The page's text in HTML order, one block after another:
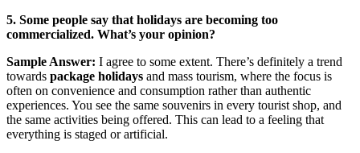
5. Some people say that holidays are becoming too
commercialized. What’s your opinion?
Sample Answer: I agree to some extent. There’s definitely a trend
towards package holidays and mass tourism, where the focus is
often on convenience and consumption rather than authentic
experiences. You see the same souvenirs in every tourist shop, and
the same activities being offered. This can lead to a feeling that
everything is staged or artificial.